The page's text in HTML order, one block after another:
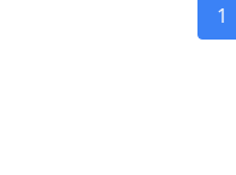
1